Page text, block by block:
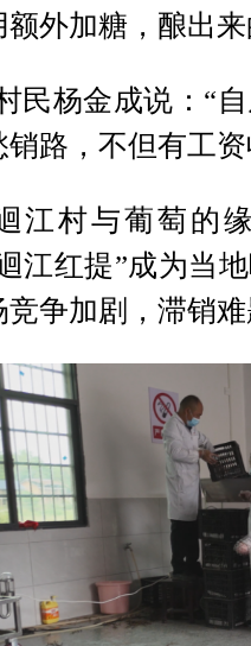
额外加糖，酿出
民杨金成说：“
销路，不但有工
江村与葡萄的
江红提”成为当
竞争加剧，滞销